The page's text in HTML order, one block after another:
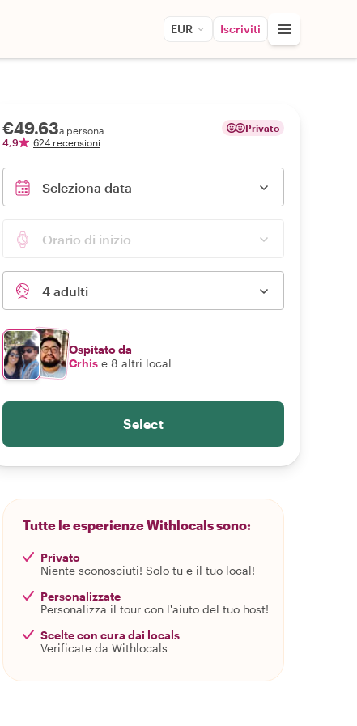
EUR Iscriviti
€49.63a persona
4,9
624 recensioni
Privato
Seleziona data
Orario di inizio
4 adulti
Ospitato da
Crhis e 8 altri local
Select
Tutte le esperienze Withlocals sono:
Privato
Niente sconosciuti! Solo tu e il tuo local!
Personalizzate
Personalizza il tour con l'aiuto del tuo host!
Scelte con cura dai locals
Verificate da Withlocals